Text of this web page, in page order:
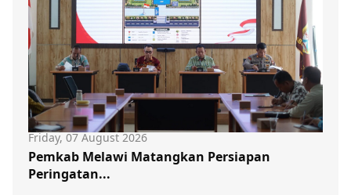
Friday, 07 August 2026
Pemkab Melawi Matangkan Persiapan
Peringatan...